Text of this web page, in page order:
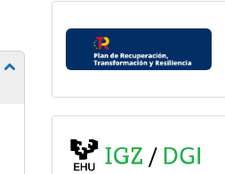
Mostrar/ocultar subpáginas